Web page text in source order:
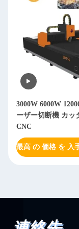
3000W 6000W
ーザー切断機 カッ
CNC
最高 の 価格 を 入